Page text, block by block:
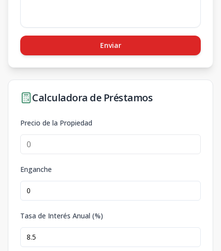
Enviar
Calculadora de Préstamos
Precio de la Propiedad
Enganche
Tasa de Interés Anual (%)